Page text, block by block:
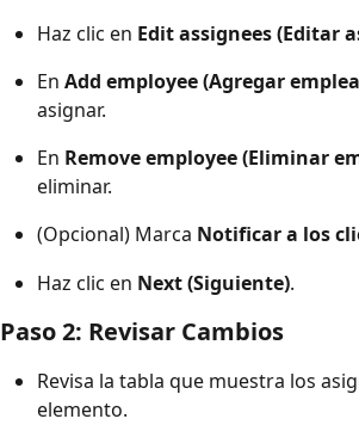
Haz clic en Edit assignees (Editar
En Add employee (Agregar
asignar.
En Remove employee (Eliminar
eliminar.
(Opcional) Marca Notificar a los
Haz clic en Next (Siguiente).
Paso 2: Revisar Cambios
Revisa la tabla que muestra los
elemento.